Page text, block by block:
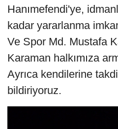
Hanımefendi'ye,
kadar yararlanma
Ve Spor Md. Mustafa
Karaman halkımıza
Ayrıca kendilerine
bildiriyoruz.